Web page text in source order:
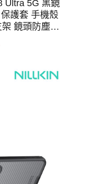
Ultra 5G 黑鏡
護套 手機殼
鏡頭防塵蓋